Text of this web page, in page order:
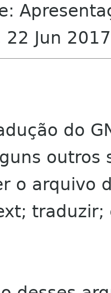
22 Jun
do
outros
o arquivo